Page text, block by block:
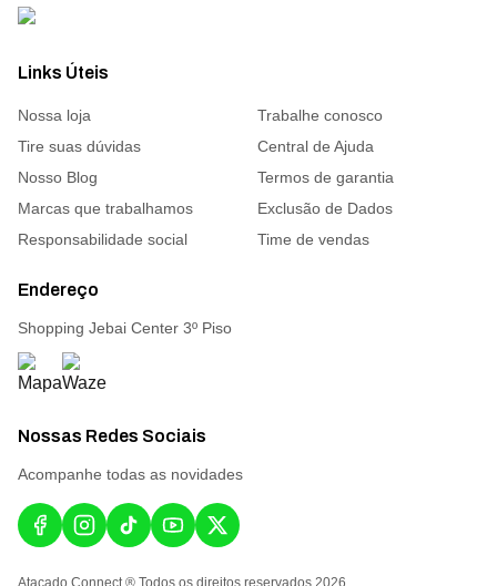
Links Úteis
Nossa loja
Trabalhe conosco
Tire suas dúvidas
Central de Ajuda
Nosso Blog
Termos de garantia
Marcas que trabalhamos
Exclusão de Dados
Responsabilidade social
Time de vendas
Endereço
Shopping Jebai Center 3º Piso
Nossas Redes Sociais
Acompanhe todas as novidades
Atacado Connect ® Todos os direitos reservados 2026